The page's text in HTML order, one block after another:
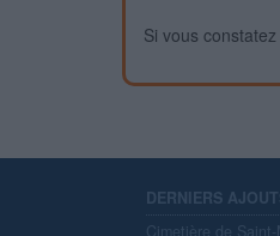
Si vous
DERNIERS
Cimetière de